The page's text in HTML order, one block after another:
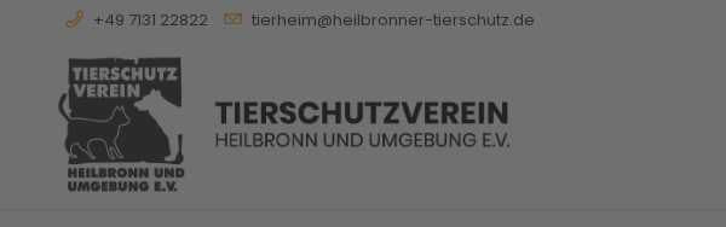
+49 7131 22822 tierheim@heilbronner-tierschutz.de